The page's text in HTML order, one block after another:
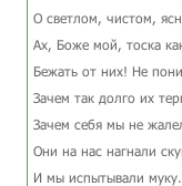
О светлом, чистом,
Ах, Боже мой, тоска
Бежать от них! Не
Зачем так долго их
Зачем себя мы не
Они на нас нагнали
И мы испытывали муку.